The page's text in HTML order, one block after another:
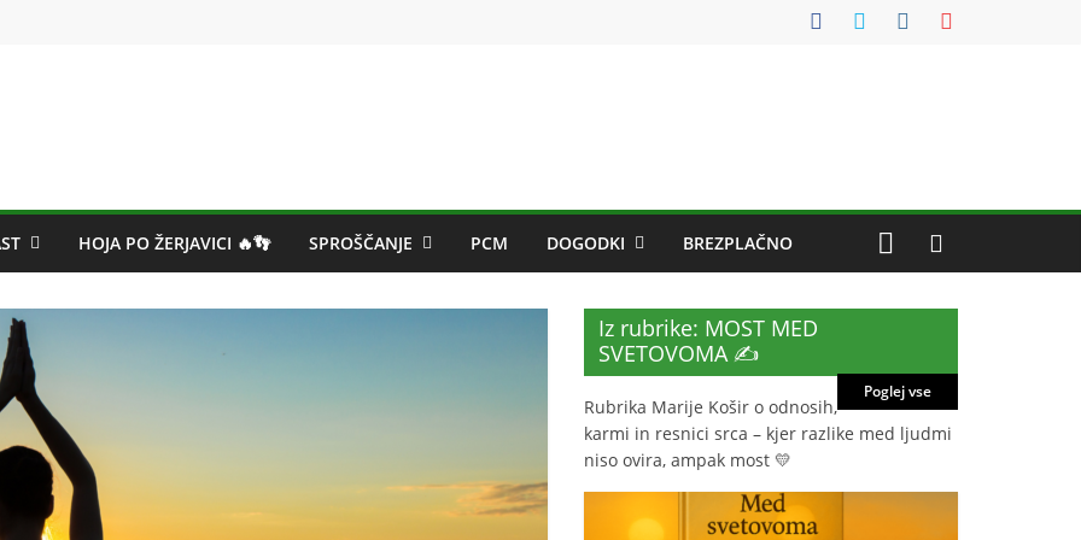
HOJA PO ŽERJAVICI 🔥👣 SPROŠČANJE PCM DOGODKI BREZPLAČNO
Iz rubrike: MOST MED
SVETOVOMA ✍️
Poglej vse
Rubrika Marije Košir o odnosih,
karmi in resnici srca – kjer razlike med ljudmi
niso ovira, ampak most 💛